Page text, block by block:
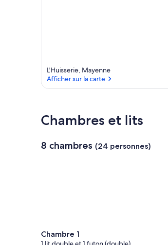
L'Huisserie, Mayenne
Afficher sur la carte
Chambres et lits
8 chambres (24 personnes)
Chambre 1